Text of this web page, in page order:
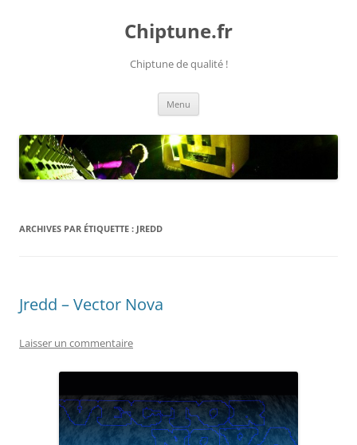
Chiptune.fr
Chiptune de qualité !
Menu
ARCHIVES PAR ÉTIQUETTE : JREDD
Jredd – Vector Nova
Laisser un commentaire